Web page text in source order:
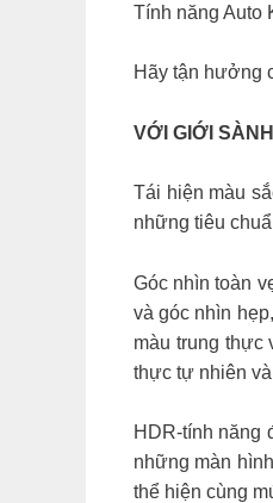
Tính năng Auto
Hãy tận hưởng
VỚI GIỚI
Tái hiện màu
những tiêu
Góc nhìn toàn
và góc nhìn
màu trung thực
thực tự nhiên
HDR-tính năng
những màn
thể hiện cùng